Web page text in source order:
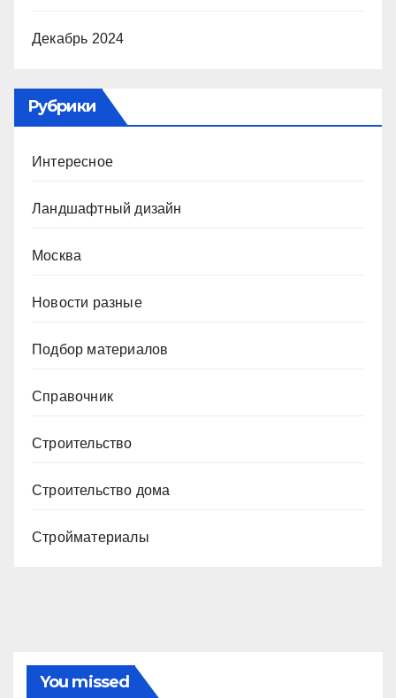
Декабрь 2024
Рубрики
Интересное
Ландшафтный дизайн
Москва
Новости разные
Подбор материалов
Справочник
Строительство
Строительство дома
Стройматериалы
You missed